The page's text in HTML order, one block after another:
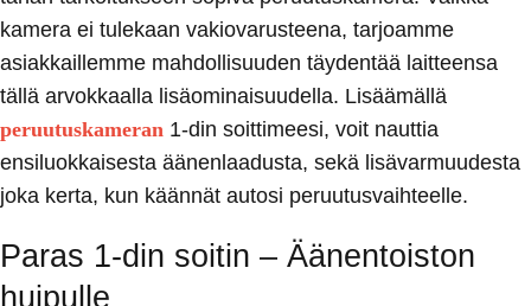
kamera ei tulekaan vakiovarusteena, tarjoamme
asiakkaillemme mahdollisuuden täydentää laitteensa
tällä arvokkaalla lisäominaisuudella. Lisäämällä
peruutuskameran 1-din soittimeesi, voit nauttia
ensiluokkaisesta äänenlaadusta, sekä lisävarmuudesta
joka kerta, kun käännät autosi peruutusvaihteelle.
Paras 1-din soitin – Äänentoiston
huipulle